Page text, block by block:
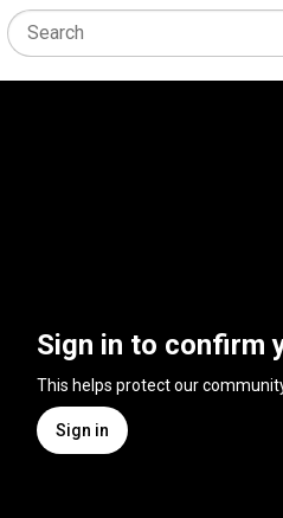
Sign in to confirm
This helps protect our
Sign in